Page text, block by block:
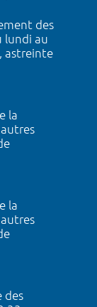
des
lundi au
astreinte
la
la
des